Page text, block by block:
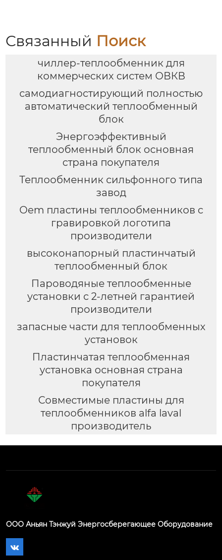
Связанный Поиск
чиллер-теплообменник для
коммерческих систем ОВКВ
самодиагностирующий полностью
автоматический теплообменный
блок
Энергоэффективный
теплообменный блок основная
страна покупателя
Теплообменник сильфонного типа
завод
Oem пластины теплообменников с
гравировкой логотипа
производители
высоконапорный пластинчатый
теплообменный блок
Пароводяные теплообменные
установки с 2-летней гарантией
производители
запасные части для теплообменных
установок
Пластинчатая теплообменная
установка основная страна
покупателя
Совместимые пластины для
теплообменников alfa laval
производитель
ООО Аньян Тэнжуй Энергосберегающее Оборудование
